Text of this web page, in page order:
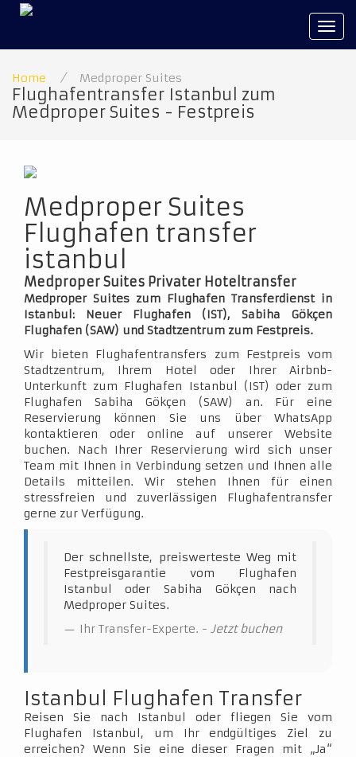
Home / Medproper Suites
Flughafentransfer Istanbul zum
Medproper Suites - Festpreis
Medproper Suites
Flughafen transfer
istanbul
Medproper Suites Privater Hoteltransfer
Medproper Suites zum Flughafen Transferdienst in
Istanbul: Neuer Flughafen (IST), Sabiha Gökçen
Flughafen (SAW) und Stadtzentrum zum Festpreis.
Wir bieten Flughafentransfers zum Festpreis vom
Stadtzentrum, Ihrem Hotel oder Ihrer Airbnb-
Unterkunft zum Flughafen Istanbul (IST) oder zum
Flughafen Sabiha Gökçen (SAW) an. Für eine
Reservierung können Sie uns über WhatsApp
kontaktieren oder online auf unserer Website
buchen. Nach Ihrer Reservierung wird sich unser
Team mit Ihnen in Verbindung setzen und Ihnen alle
Details mitteilen. Wir stehen Ihnen für einen
stressfreien und zuverlässigen Flughafentransfer
gerne zur Verfügung.
Der schnellste, preiswerteste Weg mit
Festpreisgarantie vom Flughafen
Istanbul oder Sabiha Gökçen nach
Medproper Suites.
Ihr Transfer-Experte. - Jetzt buchen
Istanbul Flughafen Transfer
Reisen Sie nach Istanbul oder fliegen Sie vom
Flughafen Istanbul, um Ihr endgültiges Ziel zu
erreichen? Wenn Sie eine dieser Fragen mit „Ja“